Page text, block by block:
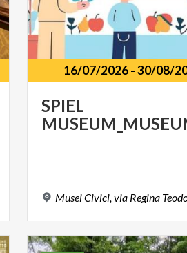
16/07/2026-30/08/
SPIEL
MuseiCivici, via Regina